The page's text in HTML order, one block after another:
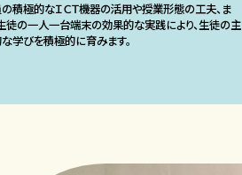
積極的なＩＣＴ機器の活用や授業形態の工夫、ま
徒の一人一台端末の効果的な実践により、生徒の主
学びを積極的に育みます。